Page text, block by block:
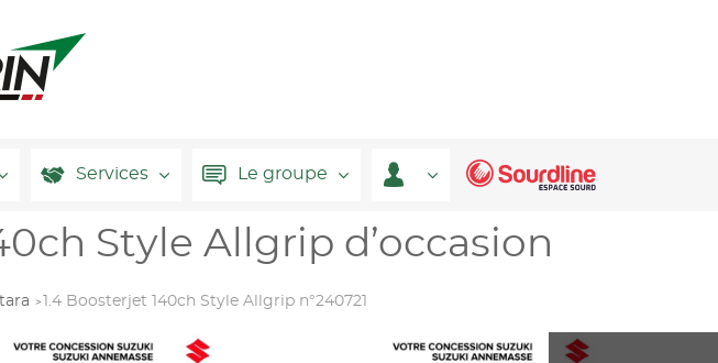
Services Le groupe
Style Allgrip d’occasion
1.4 Boosterjet 140ch Style Allgrip n°240721